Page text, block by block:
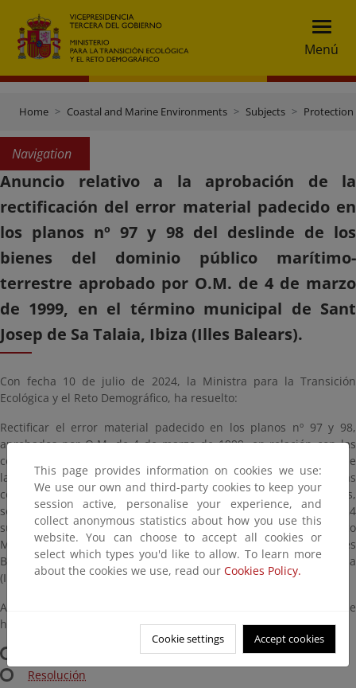
Menú
Home Coastal and Marine Environments Subjects
Navigation
Anuncio relativo a la aprobación de la
rectificación del error material padecido en
los planos nº 97 y 98 del deslinde de los
bienes del dominio público marítimo-
terrestre aprobado por O.M. de 4 de marzo
de 1999, en el término municipal de Sant
Josep de Sa Talaia, Ibiza (Illes Balears).
Con fecha 10 de julio de 2024, la Ministra para la Transición
Ecológica y el Reto Demográfico, ha resuelto:
Rectificar el error material padecido en los planos nº 97 y 98,
aprobados por O.M. de 4 de marzo de 1999, en relación con las
coordenadas que figuran en el mismo, de forma que se mantiene
la línea aprobada en los mencionados planos, corrigiendo las
coordenadas en las que se ha constatado la existencia de errores,
según figura en los nuevos planos de fecha 27 de mayo de 2024
suscritos por la Jefa de Servicio de Gestión de Dominio Público
Marítimo- Terrestre y la Jefa de la Demarcación de Costas en Illes
Balears, en el término municipal de Sant Josep de Sa Talaia, Ibiza
(Illes Balears).
A efectos meramente informativos, la Resolución y los planos que
han sido aprobados pueden consultarse aquí:
Resolución
This page provides information on cookies we use:
We use our own and third-party cookies to keep your
session active, personalise your experience, and
collect anonymous statistics about how you use this
website. You can choose to accept all cookies or
select which types you'd like to allow. To learn more
about the cookies we use, read our Cookies Policy.
Cookie settings Accept cookies